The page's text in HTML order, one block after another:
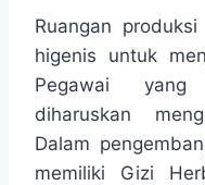
Ruangan
higenis untuk
Pegawai yang
diharuskan
Dalam
memiliki Gizi